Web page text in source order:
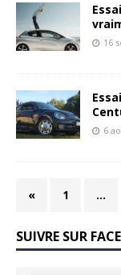
16
6
« 1 …
SUIVRE SUR